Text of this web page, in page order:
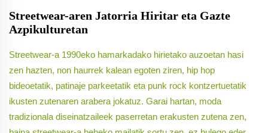
Streetwear-aren Jatorria Hiritar eta Gazte
Azpikulturetan
Streetwear-a 1990eko hamarkadako hirietako auzoetan hasi
zen hazten, non haurrek kalean egoten ziren, hip hop
bideoetatik, patinaje parkeetatik eta punk rock kontzertuetatik
ikusten zutenaren arabera jokatuz. Garai hartan, moda
tradizionala diseinatzaileek paserretan erakusten zutena zen,